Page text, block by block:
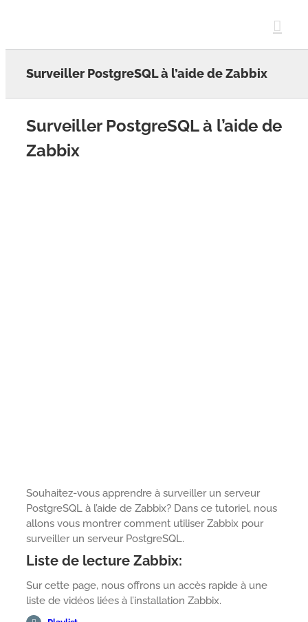
Surveiller PostgreSQL à l’aide de Zabbix
Surveiller PostgreSQL à l’aide de
Zabbix
Souhaitez-vous apprendre à surveiller un serveur
PostgreSQL à l’aide de Zabbix? Dans ce tutoriel, nous
allons vous montrer comment utiliser Zabbix pour
surveiller un serveur PostgreSQL.
Liste de lecture Zabbix:
Sur cette page, nous offrons un accès rapide à une
liste de vidéos liées à l’installation Zabbix.